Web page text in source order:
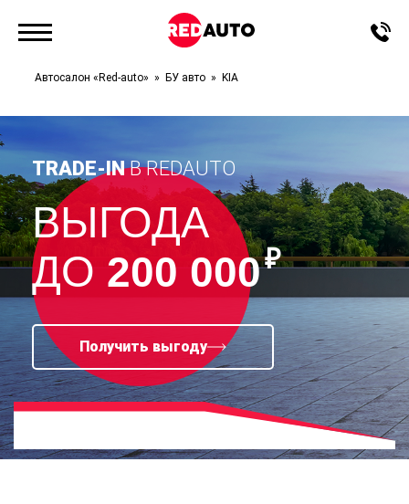
Автосалон «Red-auto» БУ авто KIA
TRADE-INВ REDAUTO
ВЫГОДА
ДО 200 000₽
Получить выгоду